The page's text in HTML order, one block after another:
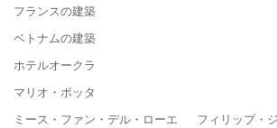
フランスの建築
ベトナムの建築
ホテルオークラ
マリオ・ボッタ
ミース・ファン・デル・ローエ フィリップ・